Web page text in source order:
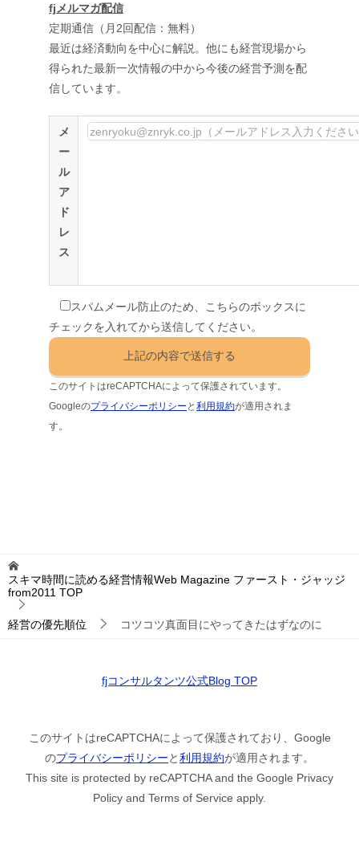
fjメルマガ配信
定期通信（月2回配信：無料）
最近は経済動向を中心に解説。他にも経営現場から
得られた最新一次情報の中から今後の経営予測を配
信しています。
メ
ー
ル
ア
ド
レ
ス
スパムメール防止のため、こちらのボックスに
チェックを入れてから送信してください。
このサイトはreCAPTCHAによって保護されています。
Googleのプライバシーポリシー と利用規約が適用されま
す。
スキマ時間に読める経営情報Web Magazine ファースト・ジャッジ
from2011 TOP
経営の優先順位 コツコツ真面目にやってきたはずなのに
fjコンサルタンツ公式Blog TOP
このサイトはreCAPTCHAによって保護されており、Google
のプライバシーポリシーと利用規約が適用されます。
This site is protected by reCAPTCHA and the Google Privacy
Policy and Terms of Service apply.